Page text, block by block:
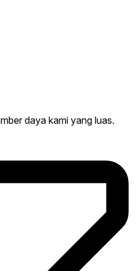
daya kami yang luas.